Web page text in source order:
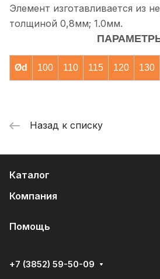
Элемент изготавливается из
толщиной 0,8мм; 1.0мм.
Ød 100 110 115 120 130
Назад к списку
Каталог
Компания
Помощь
+7 (3852) 59-50-09